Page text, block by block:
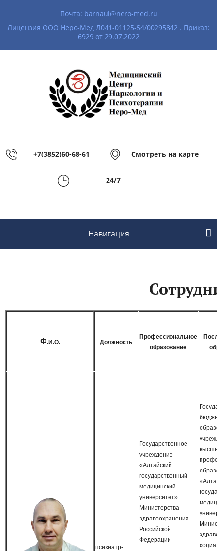
Почта: barnaul@nero-med.ru
Лицензия ООО Неро-Мед Л041-01125-54/00295842 . Приказ:
6929 от 29.07.2022
+7(3852)60-68-61 Смотреть на карте
24/7
Навигация
Ф.И.О. Должность
Профессиональное
образование
психиатр-
Государственное
учреждение
«Алтайский
государственный
медицинский
университет»
Министерства
здравоохранения
Российской
Федерации